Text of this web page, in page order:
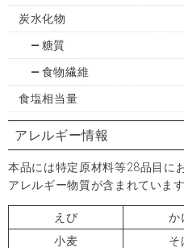
炭水化物
糖質
食物繊維
食塩相当量
アレルギー情報
本品には特定原材料等28品目に
アレルギー物質が含まれていま
えび か
小麦
そ